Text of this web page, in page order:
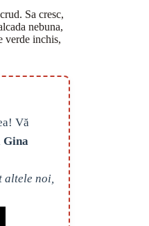
Sa cresc,
nebuna,
verde inchis,
Vă
Gina
altele noi,